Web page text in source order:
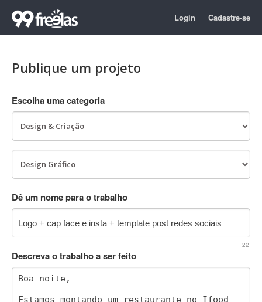
Login Cadastre-se
Publique um projeto
Escolha uma categoria
Dê um nome para o trabalho
22
Descreva o trabalho a ser feito